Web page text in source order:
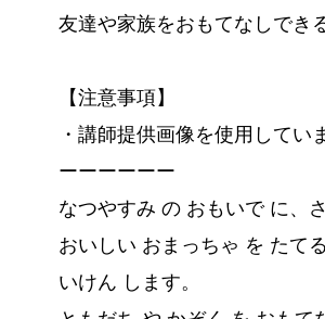
友達や家族をおもてなしでき
【注意事項】
・講師提供画像を使用してい
ーーーーーー
なつやすみ の おもいで に、
おいしい おまっちゃ を たて
いけん します。